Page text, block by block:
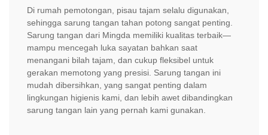
Di rumah pemotongan, pisau tajam selalu digunakan,
sehingga sarung tangan tahan potong sangat penting.
Sarung tangan dari Mingda memiliki kualitas terbaik—
mampu mencegah luka sayatan bahkan saat
menangani bilah tajam, dan cukup fleksibel untuk
gerakan memotong yang presisi. Sarung tangan ini
mudah dibersihkan, yang sangat penting dalam
lingkungan higienis kami, dan lebih awet dibandingkan
sarung tangan lain yang pernah kami gunakan.